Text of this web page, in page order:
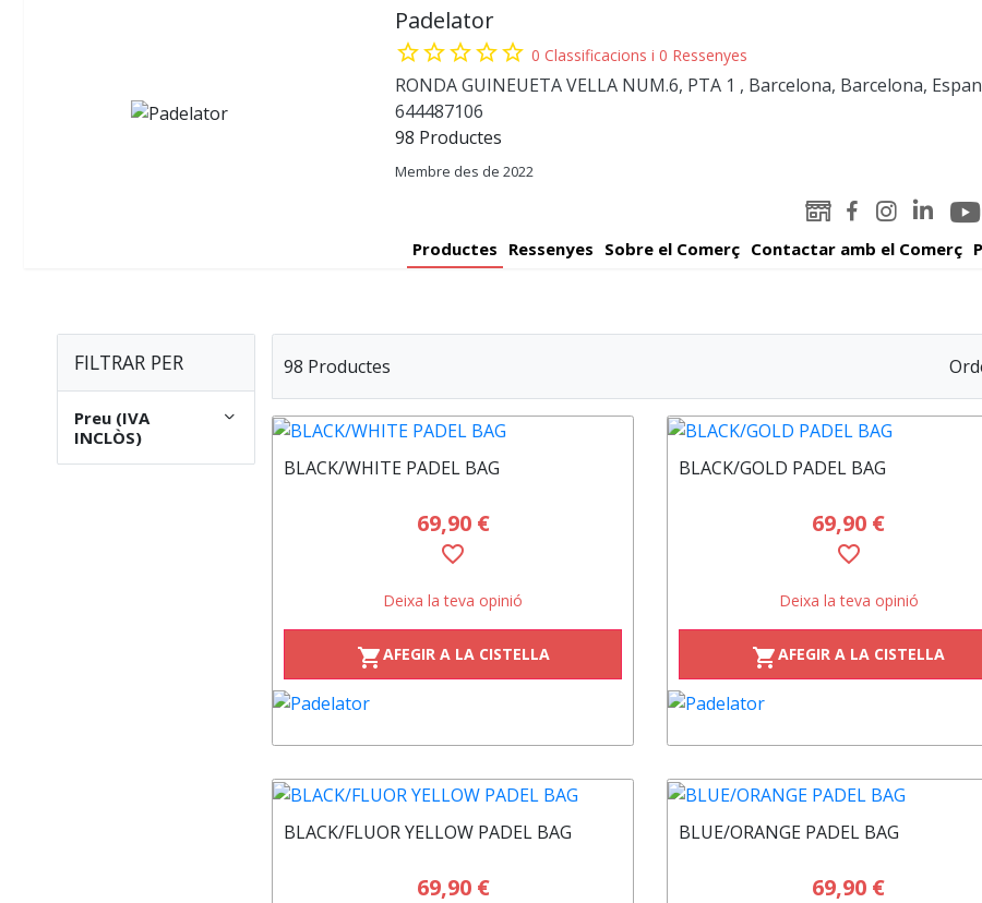
Padelator
star_borderstar_borderstar_borderstar_borderstar_border 0 Classificacions i 0 Ressenyes
RONDA GUINEUETA VELLA NUM.6, PTA 1 , Barcelona, Barcelona,
644487106
98 Productes
Membre des de 2022
WEB
Facebook
Instagram
Linked-
Padelator
Productes Ressenyes Sobre el Comerç Contactar amb el Comerç
FILTRAR PER
Preu (IVA
INCLÒS)
98 Productes
BLACK/WHITE PADEL BAG
69,90 €
favorite_border
Deixa la teva opinió
shopping_cartAFEGIR A LA CISTELLA
BLACK/GOLD PADEL BAG
69,90 €
favorite_border
Deixa la teva opinió
shopping_cartAFEGIR A LA CISTELLA
BLACK/FLUOR YELLOW PADEL BAG
69,90 €
BLUE/ORANGE PADEL BAG
69,90 €